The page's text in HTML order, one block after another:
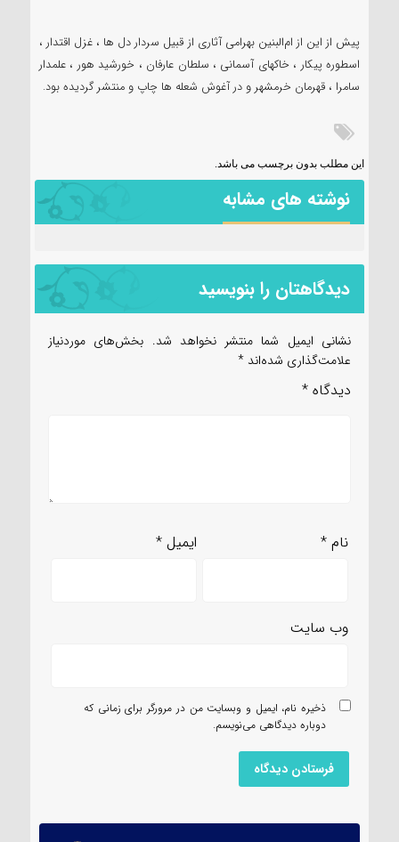
پیش از این از ام‌البنین بهرامی آثاری از قبیل سردار دل ها ، غزل اقتدار ،
اسطوره پیکار ، خاکهای آسمانی ، سلطان عارفان ، خورشید هور ، علمدار
سامرا ، قهرمان خرمشهر و در آغوش شعله ها چاپ و منتشر گردیده بود.
این مطلب بدون برچسب می باشد.
نوشته های مشابه
دیدگاهتان را بنویسید
نشانی ایمیل شما منتشر نخواهد شد. بخش‌های موردنیاز
علامت‌گذاری شده‌اند *
دیدگاه *
نام* ایمیل*
وب‌ سایت
ذخیره نام، ایمیل و وبسایت من در مرورگر برای زمانی که
دوباره دیدگاهی می‌نویسم.